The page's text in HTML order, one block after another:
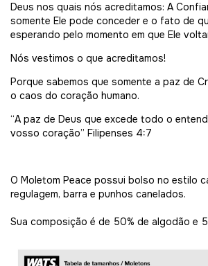
Deus nos quais nós acreditamos: A
somente Ele pode conceder e o fato de
esperando pelo momento em que Ele
Nós vestimos o que acreditamos!
Porque sabemos que somente a paz de
o caos do coração humano.
“A paz de Deus que excede todo o
vosso coração” Filipenses 4:7
O Moletom Peace possui bolso no estilo
regulagem, barra e punhos canelados.
Sua composição é de 50% de algodão e